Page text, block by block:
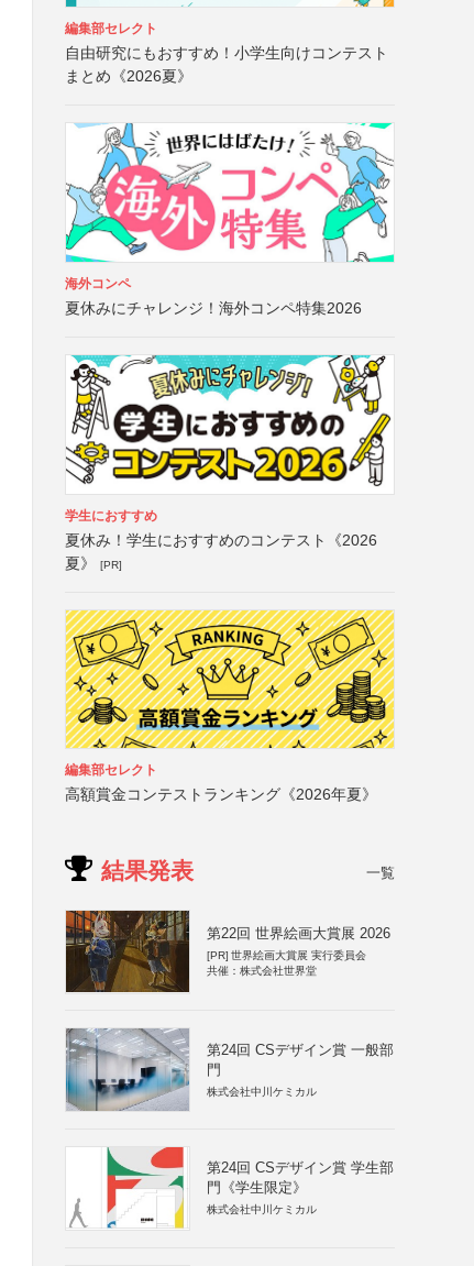
編集部セレクト
自由研究にもおすすめ！小学生向けコンテスト
まとめ《2026夏》
海外コンペ
夏休みにチャレンジ！海外コンペ特集2026
学生におすすめ
夏休み！学生におすすめのコンテスト《2026
夏》
[PR]
編集部セレクト
高額賞金コンテストランキング《2026年夏》
結果発表 一覧
第22回 世界絵画大賞展 2026
[PR] 世界絵画大賞展 実行委員会
共催：株式会社世界堂
第24回 CSデザイン賞 一般部
門
株式会社中川ケミカル
第24回 CSデザイン賞 学生部
門《学生限定》
株式会社中川ケミカル